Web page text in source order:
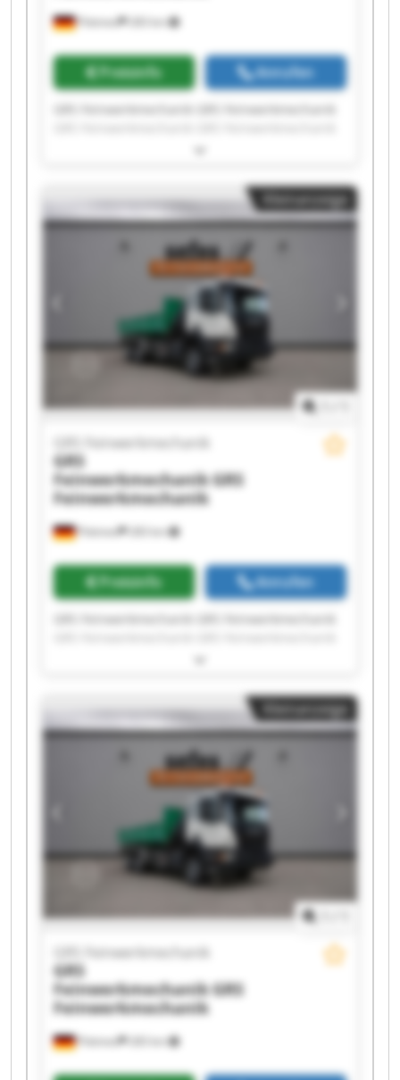
Pöttmes 283 km
Preisinfo Anrufen
GRS Feinwerkmechanik GRS Feinwerkmechanik
GRS Feinwerkmechanik GRS Feinwerkmechanik
GRS Feinwerkmechanik GRS Feinwerkmechanik
GRS Feinwerkmechanik GRS Feinwerkmechanik
GRS Feinwerkmechanik GRS Feinwerkmechanik
GRS Feinwerkmechanik GRS Feinwerkmechanik
GRS Feinwerkmechanik GRS Feinwerkmechanik
GRS Feinwerkmechanik GRS Feinwerkmechanik
Kleinanzeige
Pöttmes 283 km
GRS Feinwerkmechanik
GRS
FeinwerkmechanikGRS
Feinwerkmechanik
Preisinfo Anrufen
GRS Feinwerkmechanik GRS Feinwerkmechanik
GRS Feinwerkmechanik GRS Feinwerkmechanik
GRS Feinwerkmechanik GRS Feinwerkmechanik
GRS Feinwerkmechanik GRS Feinwerkmechanik
GRS Feinwerkmechanik GRS Feinwerkmechanik
GRS Feinwerkmechanik GRS Feinwerkmechanik
GRS Feinwerkmechanik GRS Feinwerkmechanik
GRS Feinwerkmechanik GRS Feinwerkmechanik
Kleinanzeige
Pöttmes 283 km
GRS Feinwerkmechanik
GRS
FeinwerkmechanikGRS
Feinwerkmechanik